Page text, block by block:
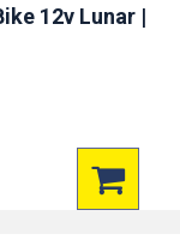
12v Lunar |